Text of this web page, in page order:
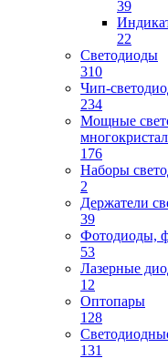
39
22
Светодиоды
310
Чип-
234
Мощные
176
Наборы
2
Держатели
39
Фотодиоды,
53
Лазерные
12
Оптопары
128
131